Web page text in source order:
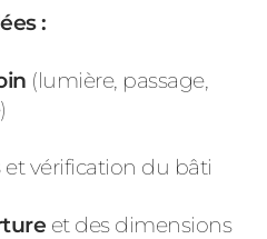
:
(lumière, passage,
et vérification du bâti
et des dimensions